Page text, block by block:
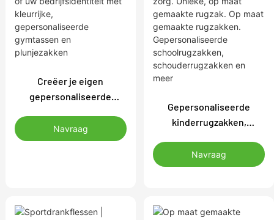
Creëer je eigen
gepersonaliseerde
teamtrots of uw
bedrijfsidentiteit met
Navraag
Gepersonaliseerde
kinderrugzakken,
zorg. Unieke, op maat
gemaakte rugzak. Op
Gepersonaliseerde
Navraag